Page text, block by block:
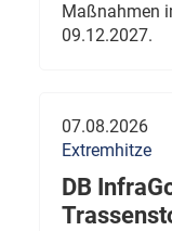
Maßnahmen
09.12.2027.
07.08.2026
Extremhitze
DB